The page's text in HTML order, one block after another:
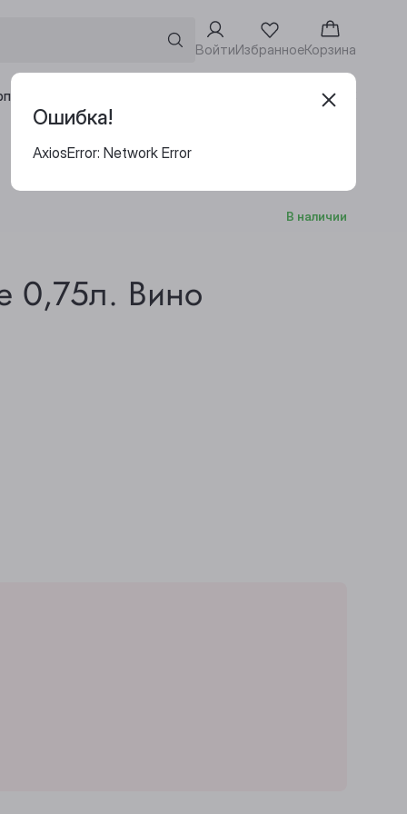
ВойтиИзбранноеКорзина
клиентам Адреса винотек
В наличии
0,75л. Вино
Ошибка!
AxiosError: Network Error